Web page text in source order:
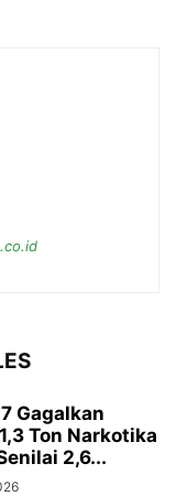
Gagalkan
Ton Narkotika
2,6...